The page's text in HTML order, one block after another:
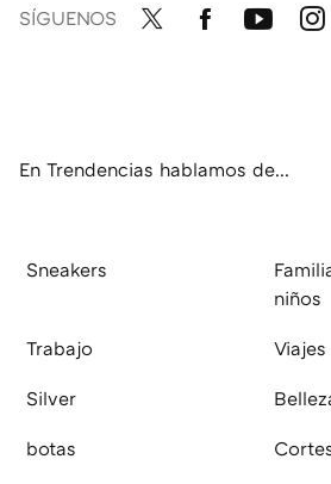
SÍGUENOS
En Trendencias hablamos de...
Sneakers
niños
Trabajo Viajes
Silver
botas